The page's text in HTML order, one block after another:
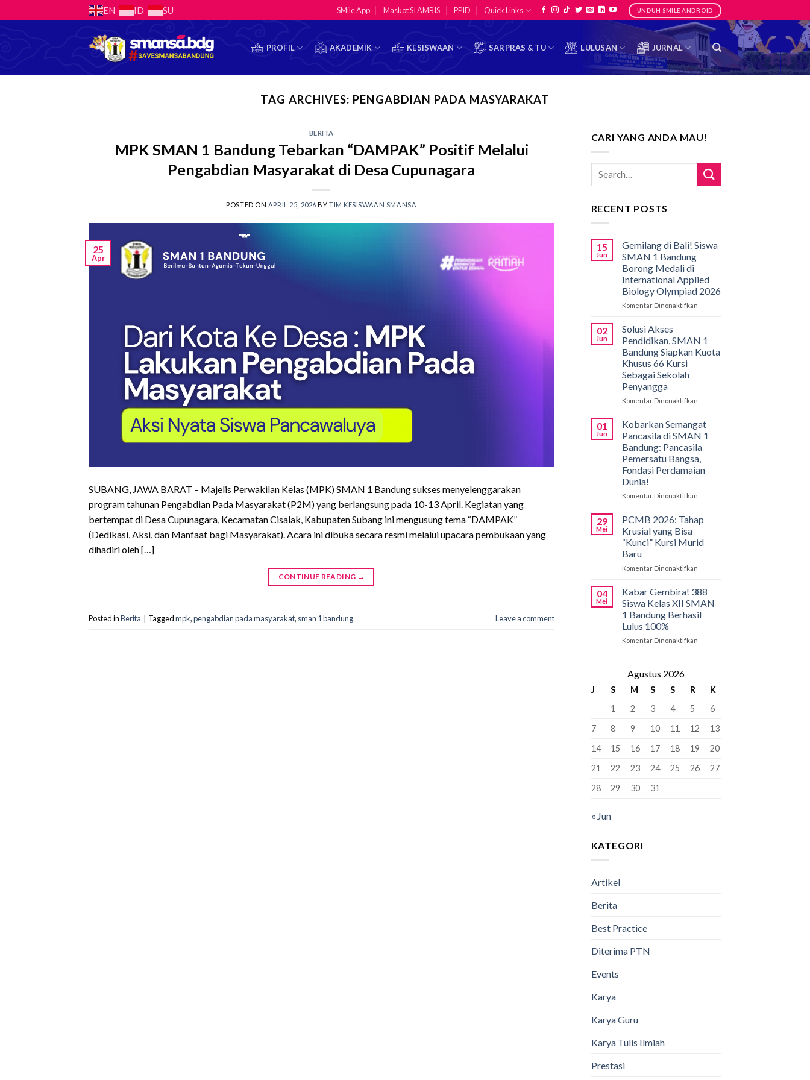
to
EN ID SU SMile App Maskot SI AMBIS PPID Quick Links UNDUH SMILE ANDROID
PROFIL AKADEMIK KESISWAAN SARPRAS & TU LULUSAN JURNAL
TAG ARCHIVES: PENGABDIAN PADA MASYARAKAT
BERITA
MPK SMAN 1 Bandung Tebarkan “DAMPAK” Positif Melalui
Pengabdian Masyarakat di Desa Cupunagara
POSTED ON APRIL 25, 2026 BY TIM KESISWAAN SMANSA
25
Apr
SUBANG, JAWA BARAT – Majelis Perwakilan Kelas (MPK) SMAN 1 Bandung sukses menyelenggarakan
program tahunan Pengabdian Pada Masyarakat (P2M) yang berlangsung pada 10-13 April. Kegiatan yang
bertempat di Desa Cupunagara, Kecamatan Cisalak, Kabupaten Subang ini mengusung tema “DAMPAK”
(Dedikasi, Aksi, dan Manfaat bagi Masyarakat). Acara ini dibuka secara resmi melalui upacara pembukaan yang
dihadiri oleh […]
CONTINUE READING →
Posted inBerita Taggedmpk,pengabdian pada masyarakat, sman 1 bandung Leave a comment
CARI YANG ANDA MAU!
RECENT POSTS
15
Jun
Gemilang di Bali! Siswa
SMAN 1 Bandung
Borong Medali di
International Applied
Biology Olympiad 2026
Komentar Dinonaktifkan
Bali!
Siswa
SMAN
Applied
Biology
Olympiad
2026
02
Jun
Solusi Akses
Pendidikan, SMAN 1
Bandung Siapkan Kuota
Khusus 66 Kursi
Sebagai Sekolah
Penyangga
Komentar Dinonaktifkan
Akses
Pendidikan,
SMAN
1
Bandung
Siapkan
Sebagai
Penyangga
01
Jun
Kobarkan Semangat
Pancasila di SMAN 1
Bandung: Pancasila
Pemersatu Bangsa,
Fondasi Perdamaian
Dunia!
Komentar Dinonaktifkan
Pancasila
SMAN
Pemersatu
Fondasi
Perdamaian
29
Mei
PCMB 2026: Tahap
Krusial yang Bisa
“Kunci” Kursi Murid
Baru
Komentar Dinonaktifkan
2026:
Tahap
Krusial
yang
04
Mei
Kabar Gembira! 388
Siswa Kelas XII SMAN
1 Bandung Berhasil
Lulus 100%
Komentar Dinonaktifkan
Kelas
SMAN
Bandung
Lulus
100%
Agustus 2026
J S M S S R
K
1
2 3 4 5
6
7
8 9 10 11 12
13
14
15 16 17 18 19
20
21
22 23 24 25 26
27
28
29 30 31
« Jun
KATEGORI
Artikel
Berita
Best Practice
Diterima PTN
Events
Karya
Karya Guru
Karya Tulis Ilmiah
Prestasi